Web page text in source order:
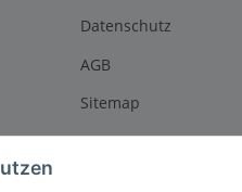
Datenschutz
AGB
Sitemap
Impressum